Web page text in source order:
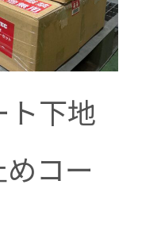
ト下地
コー